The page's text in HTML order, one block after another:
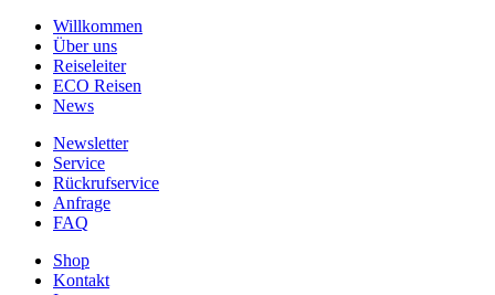
Willkommen
Über uns
Reiseleiter
ECO Reisen
News
Newsletter
Service
Rückrufservice
Anfrage
FAQ
Shop
Kontakt